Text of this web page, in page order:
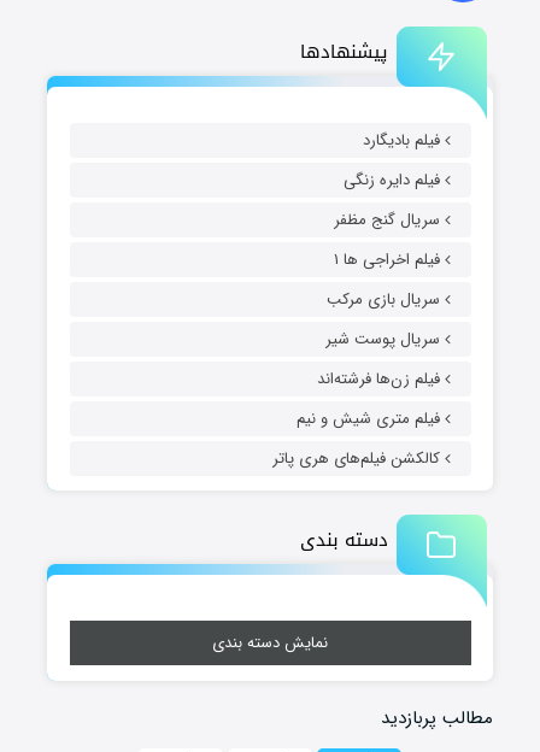
پیشنهادها
فیلم بادیگارد
فیلم دایره زنگی
سریال گنج مظفر
فیلم اخراجی ها ۱
سریال بازی مرکب
سریال پوست شیر
فیلم زن‌ها فرشته‌اند
فیلم متری شیش و نیم
کالکشن فیلم‌های هری پاتر
دسته بندی
نمایش دسته بندی
مطالب پربازدید